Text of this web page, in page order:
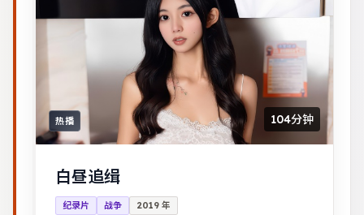
热播 104分钟
白昼追缉
纪录片 战争 2019 年